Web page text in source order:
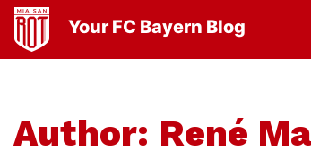
Your FC Bayern Blog
Author: René